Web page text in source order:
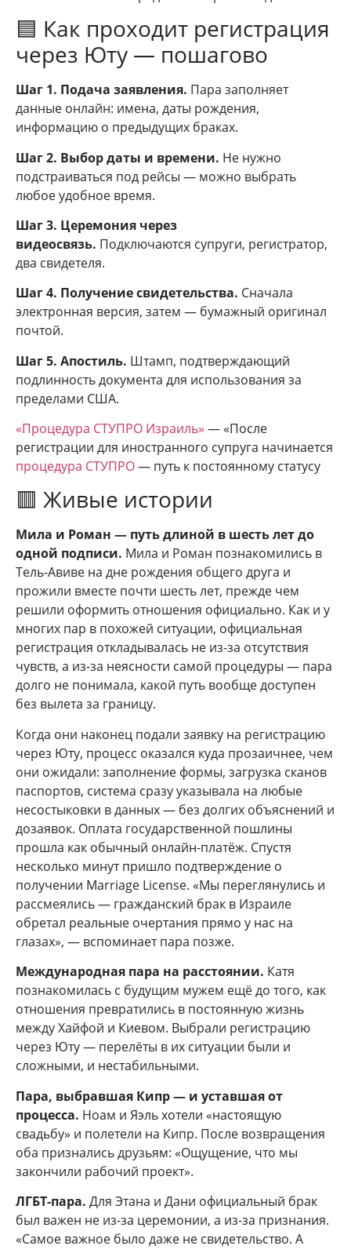
🟦 Как проходит регистрация
через Юту — пошагово
Шаг 1. Подача заявления. Пара заполняет
данные онлайн: имена, даты рождения,
информацию о предыдущих браках.
Шаг 2. Выбор даты и времени. Не нужно
подстраиваться под рейсы — можно выбрать
любое удобное время.
Шаг 3. Церемония через
видеосвязь. Подключаются супруги, регистратор,
два свидетеля.
Шаг 4. Получение свидетельства. Сначала
электронная версия, затем — бумажный оригинал
почтой.
Шаг 5. Апостиль. Штамп, подтверждающий
подлинность документа для использования за
пределами США.
«Процедура СТУПРО Израиль» — «После
регистрации для иностранного супруга начинается
процедура СТУПРО— путь к постоянному статусу
🟥 Живые истории
Мила и Роман — путь длиной в шесть лет до
одной подписи. Мила и Роман познакомились в
Тель-Авиве на дне рождения общего друга и
прожили вместе почти шесть лет, прежде чем
решили оформить отношения официально. Как и у
многих пар в похожей ситуации, официальная
регистрация откладывалась не из-за отсутствия
чувств, а из-за неясности самой процедуры — пара
долго не понимала, какой путь вообще доступен
без вылета за границу.
Когда они наконец подали заявку на регистрацию
через Юту, процесс оказался куда прозаичнее, чем
они ожидали: заполнение формы, загрузка сканов
паспортов, система сразу указывала на любые
несостыковки в данных — без долгих объяснений и
дозаявок. Оплата государственной пошлины
прошла как обычный онлайн-платёж. Спустя
несколько минут пришло подтверждение о
получении Marriage License. «Мы переглянулись и
рассмеялись — гражданский брак в Израиле
обретал реальные очертания прямо у нас на
глазах», — вспоминает пара позже.
Международная пара на расстоянии. Катя
познакомилась с будущим мужем ещё до того, как
отношения превратились в постоянную жизнь
между Хайфой и Киевом. Выбрали регистрацию
через Юту — перелёты в их ситуации были и
сложными, и нестабильными.
Пара, выбравшая Кипр — и уставшая от
процесса. Ноам и Яэль хотели «настоящую
свадьбу» и полетели на Кипр. После возвращения
оба признались друзьям: «Ощущение, что мы
закончили рабочий проект».
ЛГБТ-пара. Для Этана и Дани официальный брак
был важен не из-за церемонии, а из-за признания.
«Самое важное было даже не свидетельство. А